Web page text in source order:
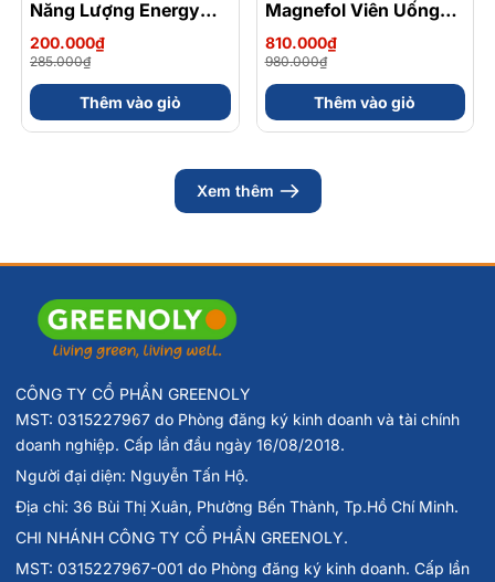
Năng Lượng Energy
Gel Kết Hợp
Carbohydrate Điện Giải
56gram 82kcal
200.000₫
285.000₫
Thêm vào giỏ
Magnefol Viên Uống
Magnesium
Bisglycinate + Vitamin
nhóm B (Hộp 30 Viên)
810.000₫
980.000₫
Thêm vào giỏ
Xem thêm
CÔNG TY CỔ PHẦN GREENOLY
MST: 0315227967 do Phòng đăng ký kinh doanh và tài chính
doanh nghiệp. Cấp lần đầu ngày 16/08/2018.
Người đại diện: Nguyễn Tấn Hộ.
Địa chỉ: 36 Bùi Thị Xuân, Phường Bến Thành, Tp.Hồ Chí Minh.
CHI NHÁNH CÔNG TY CỔ PHẦN GREENOLY.
MST: 0315227967-001 do Phòng đăng ký kinh doanh. Cấp lần